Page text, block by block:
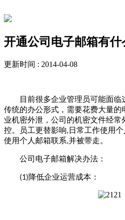
开通公司电子邮箱有什
更新时间 : 2014-04-08
目前很多企业管理员可能面临
传统的办公形式，需要花费大量
业机密外泄，公司的机密文件经
控。员工更替影响, 日常工作使用
使用个人邮箱联系,并被带走。
公司电子邮箱解决办法：
(1)降低企业运营成本：